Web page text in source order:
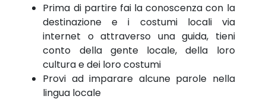
Prima di partire fai la conoscenza con la
destinazione e i costumi locali via
internet o attraverso una guida, tieni
conto della gente locale, della loro
cultura e dei loro costumi
Provi ad imparare alcune parole nella
lingua locale